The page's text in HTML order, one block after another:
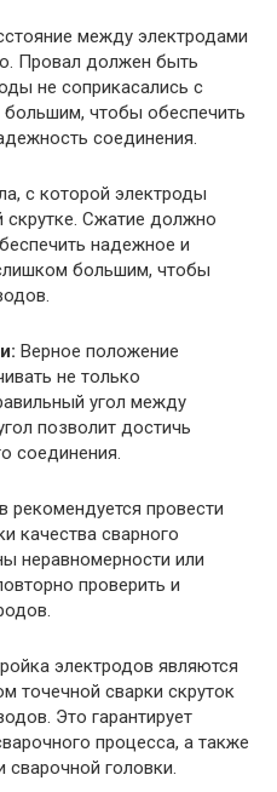
между электродами
Провал должен быть
не соприкасались с
чтобы обеспечить
соединения.
с которой электроды
Сжатие должно
надежное и
большим, чтобы
Верное положение
не только
угол между
позволит достичь
соединения.
рекомендуется провести
качества сварного
неравномерности или
проверить и
электродов являются
точечной сварки скруток
Это гарантирует
процесса, а также
сварочной головки.